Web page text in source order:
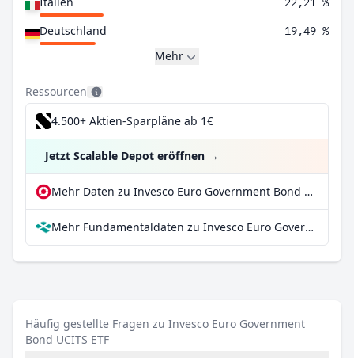
Deutschland 19,49 %
Mehr
Ressourcen
4.500+ Aktien-Sparpläne ab 1€
Jetzt Scalable Depot eröffnen →
Mehr Daten zu Invesco Euro Government Bond UCITS ETF bei extraETF
Mehr Fundamentaldaten zu Invesco Euro Government Bond UCITS ETF bei Parqet
Häufig gestellte Fragen zu Invesco Euro Government
Bond UCITS ETF